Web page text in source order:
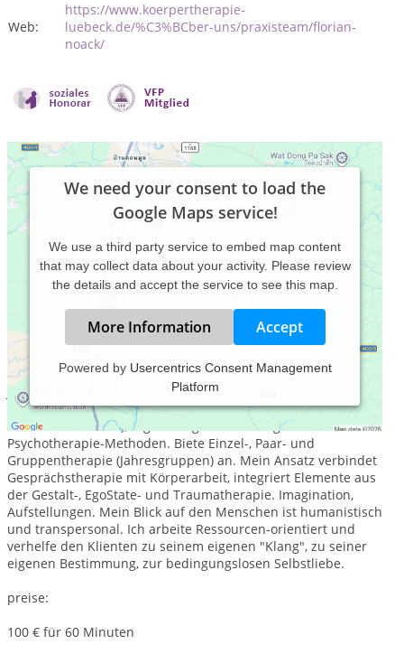
Web:
https://www.koerpertherapie-
luebeck.de/%C3%BCber-uns/praxisteam/florian-
noack/
We need your consent to load the
Google Maps service!
We use a third party service to embed map content
that may collect data about your activity. Please review
the details and accept the service to see this map.
More Information Accept
Powered by Usercentrics Consent Management
Platform
Jahrgang 1962. 10-jährige Ausbildung in psychodynamischer
und körperorientierter Psychotherapie (Lübeck, Bettina und
Heiner Max Alberti), regelmäßige Fortbildungen in diverse
Psychotherapie-Methoden. Biete Einzel-, Paar- und
Gruppentherapie (Jahresgruppen) an. Mein Ansatz verbindet
Gesprächstherapie mit Körperarbeit, integriert Elemente aus
der Gestalt-, EgoState- und Traumatherapie. Imagination,
Aufstellungen. Mein Blick auf den Menschen ist humanistisch
und transpersonal. Ich arbeite Ressourcen-orientiert und
verhelfe den Klienten zu seinem eigenen "Klang", zu seiner
eigenen Bestimmung, zur bedingungslosen Selbstliebe.
preise:
100 € für 60 Minuten